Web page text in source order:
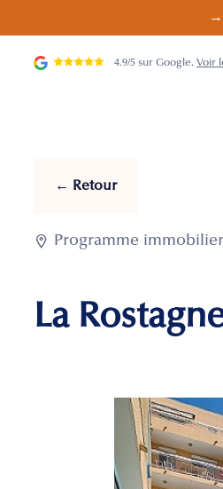
→
4.9/5 sur Google. Voir
← Retour
 Programme
La